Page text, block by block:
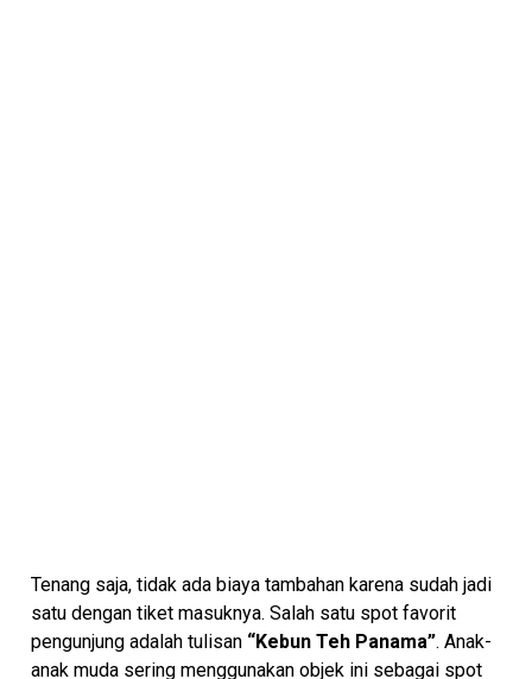
Tenang saja, tidak ada biaya tambahan karena sudah jadi
satu dengan tiket masuknya. Salah satu spot favorit
pengunjung adalah tulisan “Kebun Teh Panama”. Anak-
anak muda sering menggunakan objek ini sebagai spot